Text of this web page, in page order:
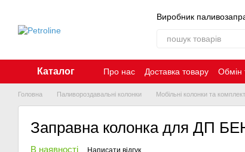
Виробник
Каталог Про нас Доставка товару Обмін
Контакти
Головна Паливороздавальні колонки Мобільні колонки та
Заправна колонка для ДП
В наявності Написати відгук